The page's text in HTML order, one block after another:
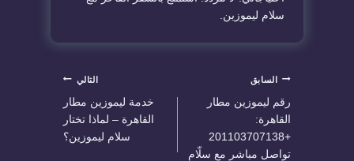
سلام ليموزين.
تصفّح
المقالات
السابق
رقم ليموزين مطار
القاهرة:
+201103707138
تواصل مباشر مع سلّام
التالي
خدمة ليموزين مطار
القاهرة – لماذا تختار
سلام ليموزين؟